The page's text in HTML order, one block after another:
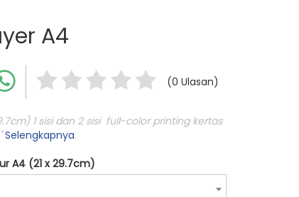
A4
(0 Ulasan)
1 sisi dan 2 sisi full-color printing kertas
Selengkapnya.
A4 (21 x 29.7cm)